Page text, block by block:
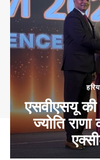
एसवीएसयू
ज्योति